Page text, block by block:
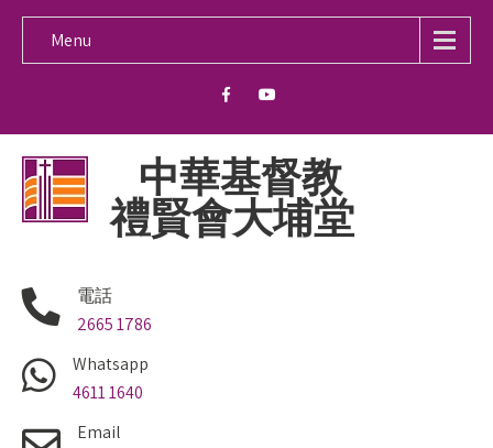
Menu
中華基督教
禮賢會大埔堂
電話
2665 1786
Whatsapp
4611 1640
Email